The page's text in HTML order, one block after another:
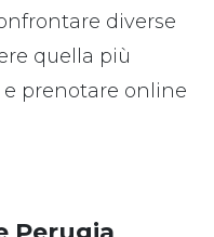
diverse
quella più
prenotare online